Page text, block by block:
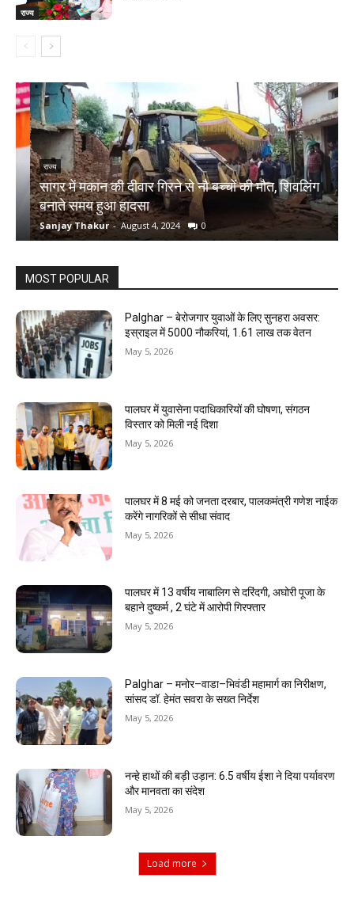
राज्य
राज्य
सागर में मकान की दीवार गिरने से नौ बच्चों की मौत, शिवलिंग
बनाते समय हुआ हादसा
Sanjay Thakur - August 4, 2024 0
MOST POPULAR
Palghar – बेरोजगार युवाओं के लिए सुनहरा अवसर:
इस्राइल में 5000 नौकरियां, ₹1.61 लाख तक वेतन
May 5, 2026
पालघर में युवासेना पदाधिकारियों की घोषणा, संगठन
विस्तार को मिली नई दिशा
May 5, 2026
पालघर में 8 मई को जनता दरबार, पालकमंत्री गणेश नाईक
करेंगे नागरिकों से सीधा संवाद
May 5, 2026
पालघर में 13 वर्षीय नाबालिग से दरिंदगी, अघोरी पूजा के
बहाने दुष्कर्म , 2 घंटे में आरोपी गिरफ्तार
May 5, 2026
Palghar – मनोर–वाडा–भिवंडी महामार्ग का निरीक्षण,
सांसद डॉ. हेमंत सवरा के सख्त निर्देश
May 5, 2026
नन्हे हाथों की बड़ी उड़ान: 6.5 वर्षीय ईशा ने दिया पर्यावरण
और मानवता का संदेश
May 5, 2026
Load more